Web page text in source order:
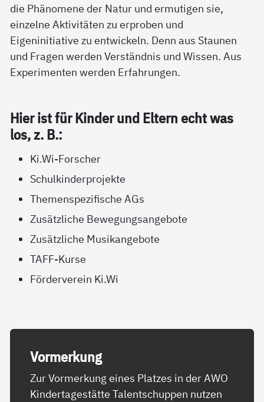
die Phänomene der Natur und ermutigen sie,
einzelne Aktivitäten zu erproben und
Eigeninitiative zu entwickeln. Denn aus Staunen
und Fragen werden Verständnis und Wissen. Aus
Experimenten werden Erfahrungen.
Hier ist für Kin­der und El­tern echt was
los, z. B.:
Ki.Wi-Forscher
Schulkinderprojekte
Themenspezifische AGs
Zusätzliche Bewegungsangebote
Zusätzliche Musikangebote
TAFF-Kurse
Förderverein Ki.Wi
Vor­mer­kung
Zur Vormerkung eines Platzes in der AWO
Kindertagestätte Talentschuppen nutzen